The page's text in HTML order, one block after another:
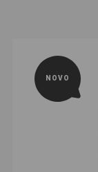
NOVO